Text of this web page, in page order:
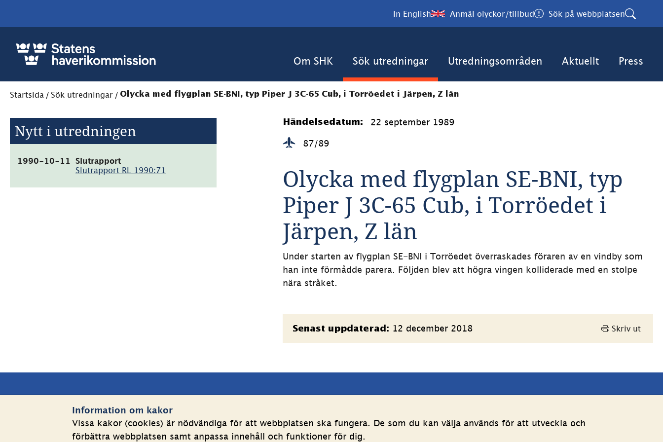
Information om kakor
Vissa kakor (cookies) är nödvändiga för att webbplatsen ska fungera. De som du kan välja används för att utveckla och
förbättra webbplatsen samt anpassa innehåll och funktioner för dig.
In English Anmäl olyckor/tillbud Sök på webbplatsen
Om SHK Sök utredningar Utredningsområden Aktuellt Press
Startsida / Sök utredningar / Olycka med flygplan SE-BNI, typ Piper J 3C-65 Cub, i Torröedet i Järpen, Z län
Nytt i utredningen
1990-10-11
Slutrapport
Slutrapport RL 1990:71
(pdf,
Händelsedatum: 22 september 1989
87/89
Olycka med flygplan SE-BNI, typ
Piper J 3C-65 Cub, i Torröedet i
Järpen, Z län
Under starten av flygplan SE-BNI i Torröedet överraskades föraren av en vindby som
han inte förmådde parera. Följden blev att högra vingen kolliderade med en stolpe
nära stråket.
Sidinformation
Senast uppdaterad: 12 december 2018 Skriv ut
Sidfot
Telefon växel: 08-508 862
Om kakor
LinkedIn
Estoniawebb Länk till annan